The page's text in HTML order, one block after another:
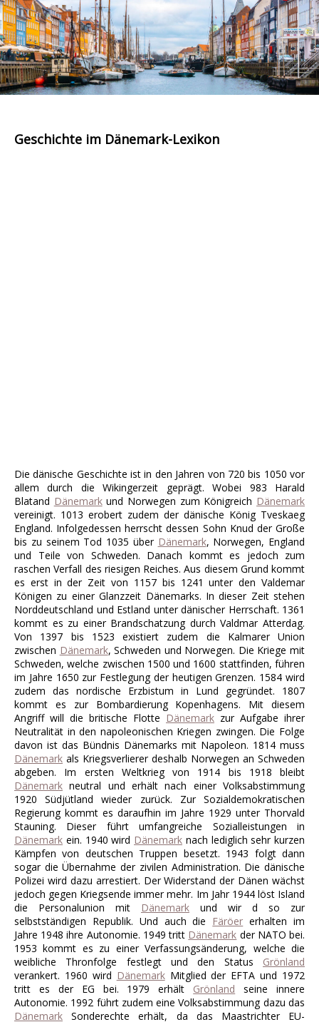
Geschichte im Dänemark-Lexikon
Die dänische Geschichte ist in den Jahren von 720 bis 1050 vor
allem durch die Wikingerzeit geprägt. Wobei 983 Harald
Blatand Dänemarkund Norwegen zum Königreich Dänemark
vereinigt. 1013 erobert zudem der dänische König Tveskaeg
England. Infolgedessen herrscht dessen Sohn Knud der Große
bis zu seinem Tod 1035 über Dänemark, Norwegen, England
und Teile von Schweden. Danach kommt es jedoch zum
raschen Verfall des riesigen Reiches. Aus diesem Grund kommt
es erst in der Zeit von 1157 bis 1241 unter den Valdemar
Königen zu einer Glanzzeit Dänemarks. In dieser Zeit stehen
Norddeutschland und Estland unter dänischer Herrschaft. 1361
kommt es zu einer Brandschatzung durch Valdmar Atterdag.
Von 1397 bis 1523 existiert zudem die Kalmarer Union
zwischen Dänemark, Schweden und Norwegen. Die Kriege mit
Schweden, welche zwischen 1500 und 1600 stattfinden, führen
im Jahre 1650 zur Festlegung der heutigen Grenzen. 1584 wird
zudem das nordische Erzbistum in Lund gegründet. 1807
kommt es zur Bombardierung Kopenhagens. Mit diesem
Angriff will die britische Flotte Dänemark zur Aufgabe ihrer
Neutralität in den napoleonischen Kriegen zwingen. Die Folge
davon ist das Bündnis Dänemarks mit Napoleon. 1814 muss
Dänemark als Kriegsverlierer deshalb Norwegen an Schweden
abgeben. Im ersten Weltkrieg von 1914 bis 1918 bleibt
Dänemark neutral und erhält nach einer Volksabstimmung
1920 Südjütland wieder zurück. Zur Sozialdemokratischen
Regierung kommt es daraufhin im Jahre 1929 unter Thorvald
Stauning. Dieser führt umfangreiche Sozialleistungen in
Dänemark ein. 1940 wird Dänemark nach lediglich sehr kurzen
Kämpfen von deutschen Truppen besetzt. 1943 folgt dann
sogar die Übernahme der zivilen Administration. Die dänische
Polizei wird dazu arrestiert. Der Widerstand der Dänen wächst
jedoch gegen Kriegsende immer mehr. Im Jahr 1944 löst Island
die Personalunion mit Dänemark und wir d so zur
selbstständigen Republik. Und auch die Färöer erhalten im
Jahre 1948 ihre Autonomie. 1949 tritt Dänemark der NATO bei.
1953 kommt es zu einer Verfassungsänderung, welche die
weibliche Thronfolge festlegt und den Status Grönland
verankert. 1960 wird DänemarkMitglied der EFTA und 1972
tritt es der EG bei. 1979 erhält Grönland seine innere
Autonomie. 1992 führt zudem eine Volksabstimmung dazu das
Dänemark Sonderechte erhält, da das Maastrichter EU-